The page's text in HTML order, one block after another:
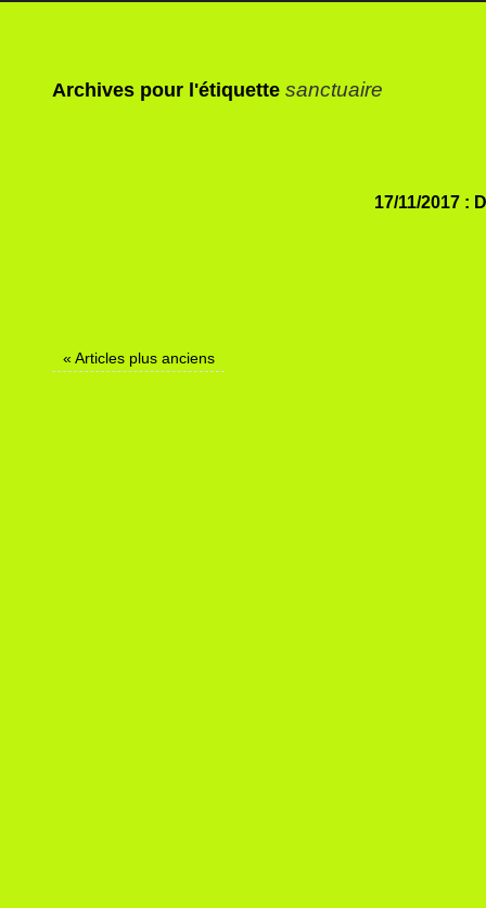
Archives pour l'étiquette sanctuaire
17/11/2017 :
« Articles plus anciens